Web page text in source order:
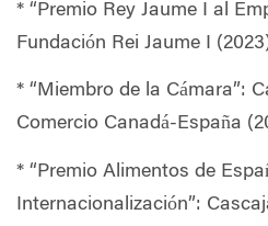
* “Premio Rey Jaume I al
Fundación Rei Jaume I
* “Miembro de la Cámara”:
Comercio Canadá-España
* “Premio Alimentos de
Internacionalización”: